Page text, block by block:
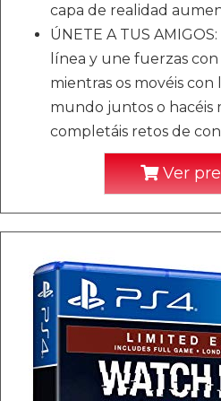
capa de realidad
ÚNETE A TUS
línea y une fuerzas
mientras os movéis con
mundo juntos o hacéis
completáis retos de
Ver